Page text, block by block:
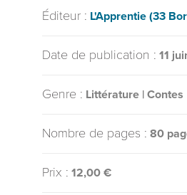
Éditeur : L'Apprentie (33
Date de publication : 11
Genre : Littérature | Contes
Nombre de pages : 80
Prix : 12,00 €